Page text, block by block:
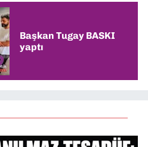
Başkan Tugay BASKI
yaptı